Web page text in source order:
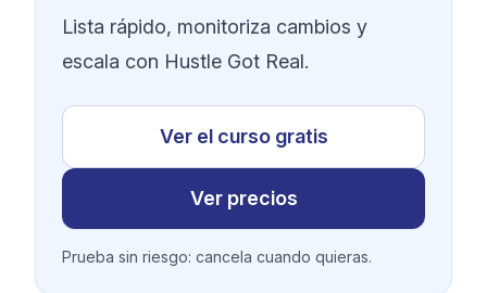
Lista rápido, monitoriza cambios y
escala con Hustle Got Real.
Ver el curso gratis
Ver precios
Prueba sin riesgo: cancela cuando quieras.